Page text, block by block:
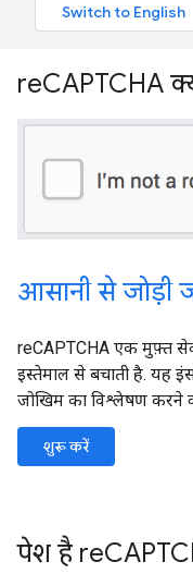
reCAPTCHA
आसानी से जोड़ी
reCAPTCHA एक मुफ़्त
इस्तेमाल से बचाती है. यह
जोखिम का विश्लेषण करने
शुरू करें
पेश है